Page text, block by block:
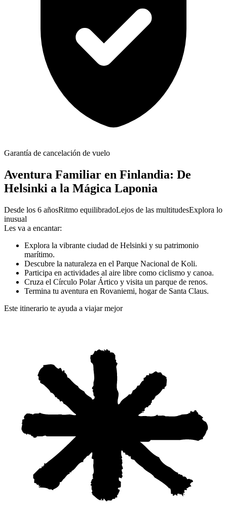
Garantía de cancelación de vuelo
Aventura Familiar en Finlandia: De
Helsinki a la Mágica Laponia
Desde los 6 añosRitmo equilibradoLejos de las multitudesExplora lo
inusual
Les va a encantar:
Explora la vibrante ciudad de Helsinki y su patrimonio
marítimo.
Descubre la naturaleza en el Parque Nacional de Koli.
Participa en actividades al aire libre como ciclismo y canoa.
Cruza el Círculo Polar Ártico y visita un parque de renos.
Termina tu aventura en Rovaniemi, hogar de Santa Claus.
Este itinerario te ayuda a viajar mejor